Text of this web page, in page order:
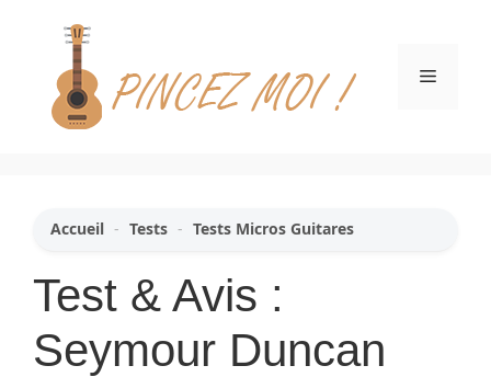
contenu
Menu
Accueil - Tests - Tests Micros Guitares
Test & Avis :
Seymour Duncan